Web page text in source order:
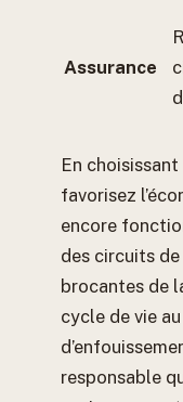
Assurance
En
favorisez
encore
des circuits
brocantes de
cycle de vie
responsable